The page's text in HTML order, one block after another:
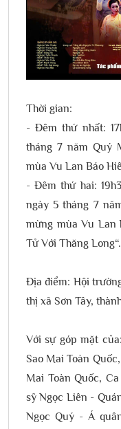
Thời gian:
- Đêm thứ nhất:
tháng 7 năm Quý
mùa Vu Lan Báo
- Đêm thứ hai:
ngày 5 tháng 7
mừng mùa Vu Lan
Tử Với Thăng Long“.
Địa điểm: Hội
thị xã Sơn Tây,
Với sự góp mặt
Sao Mai Toàn
Mai Toàn Quốc,
sỹ Ngọc Liên -
Ngọc Quý - Á